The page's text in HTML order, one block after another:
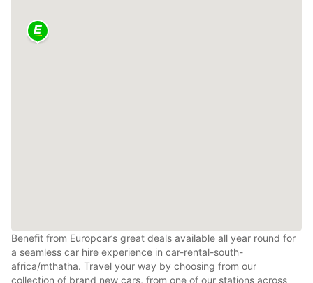
Benefit from Europcar’s great deals available all year round for
a seamless car hire experience in car-rental-south-
africa/mthatha. Travel your way by choosing from our
collection of brand new cars, from one of our stations across